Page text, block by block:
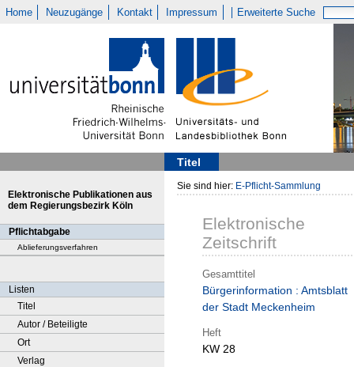
Home Neuzugänge Kontakt Impressum Erweiterte Suche
Titel
Elektronische Publikationen aus
dem Regierungsbezirk Köln
Pflichtabgabe
Ablieferungsverfahren
Listen
Titel
Autor / Beteiligte
Ort
Verlag
Sie sind hier: E-Pflicht-Sammlung
Elektronische
Zeitschrift
Gesamttitel
Bürgerinformation : Amtsblatt
der Stadt Meckenheim
Heft
KW 28